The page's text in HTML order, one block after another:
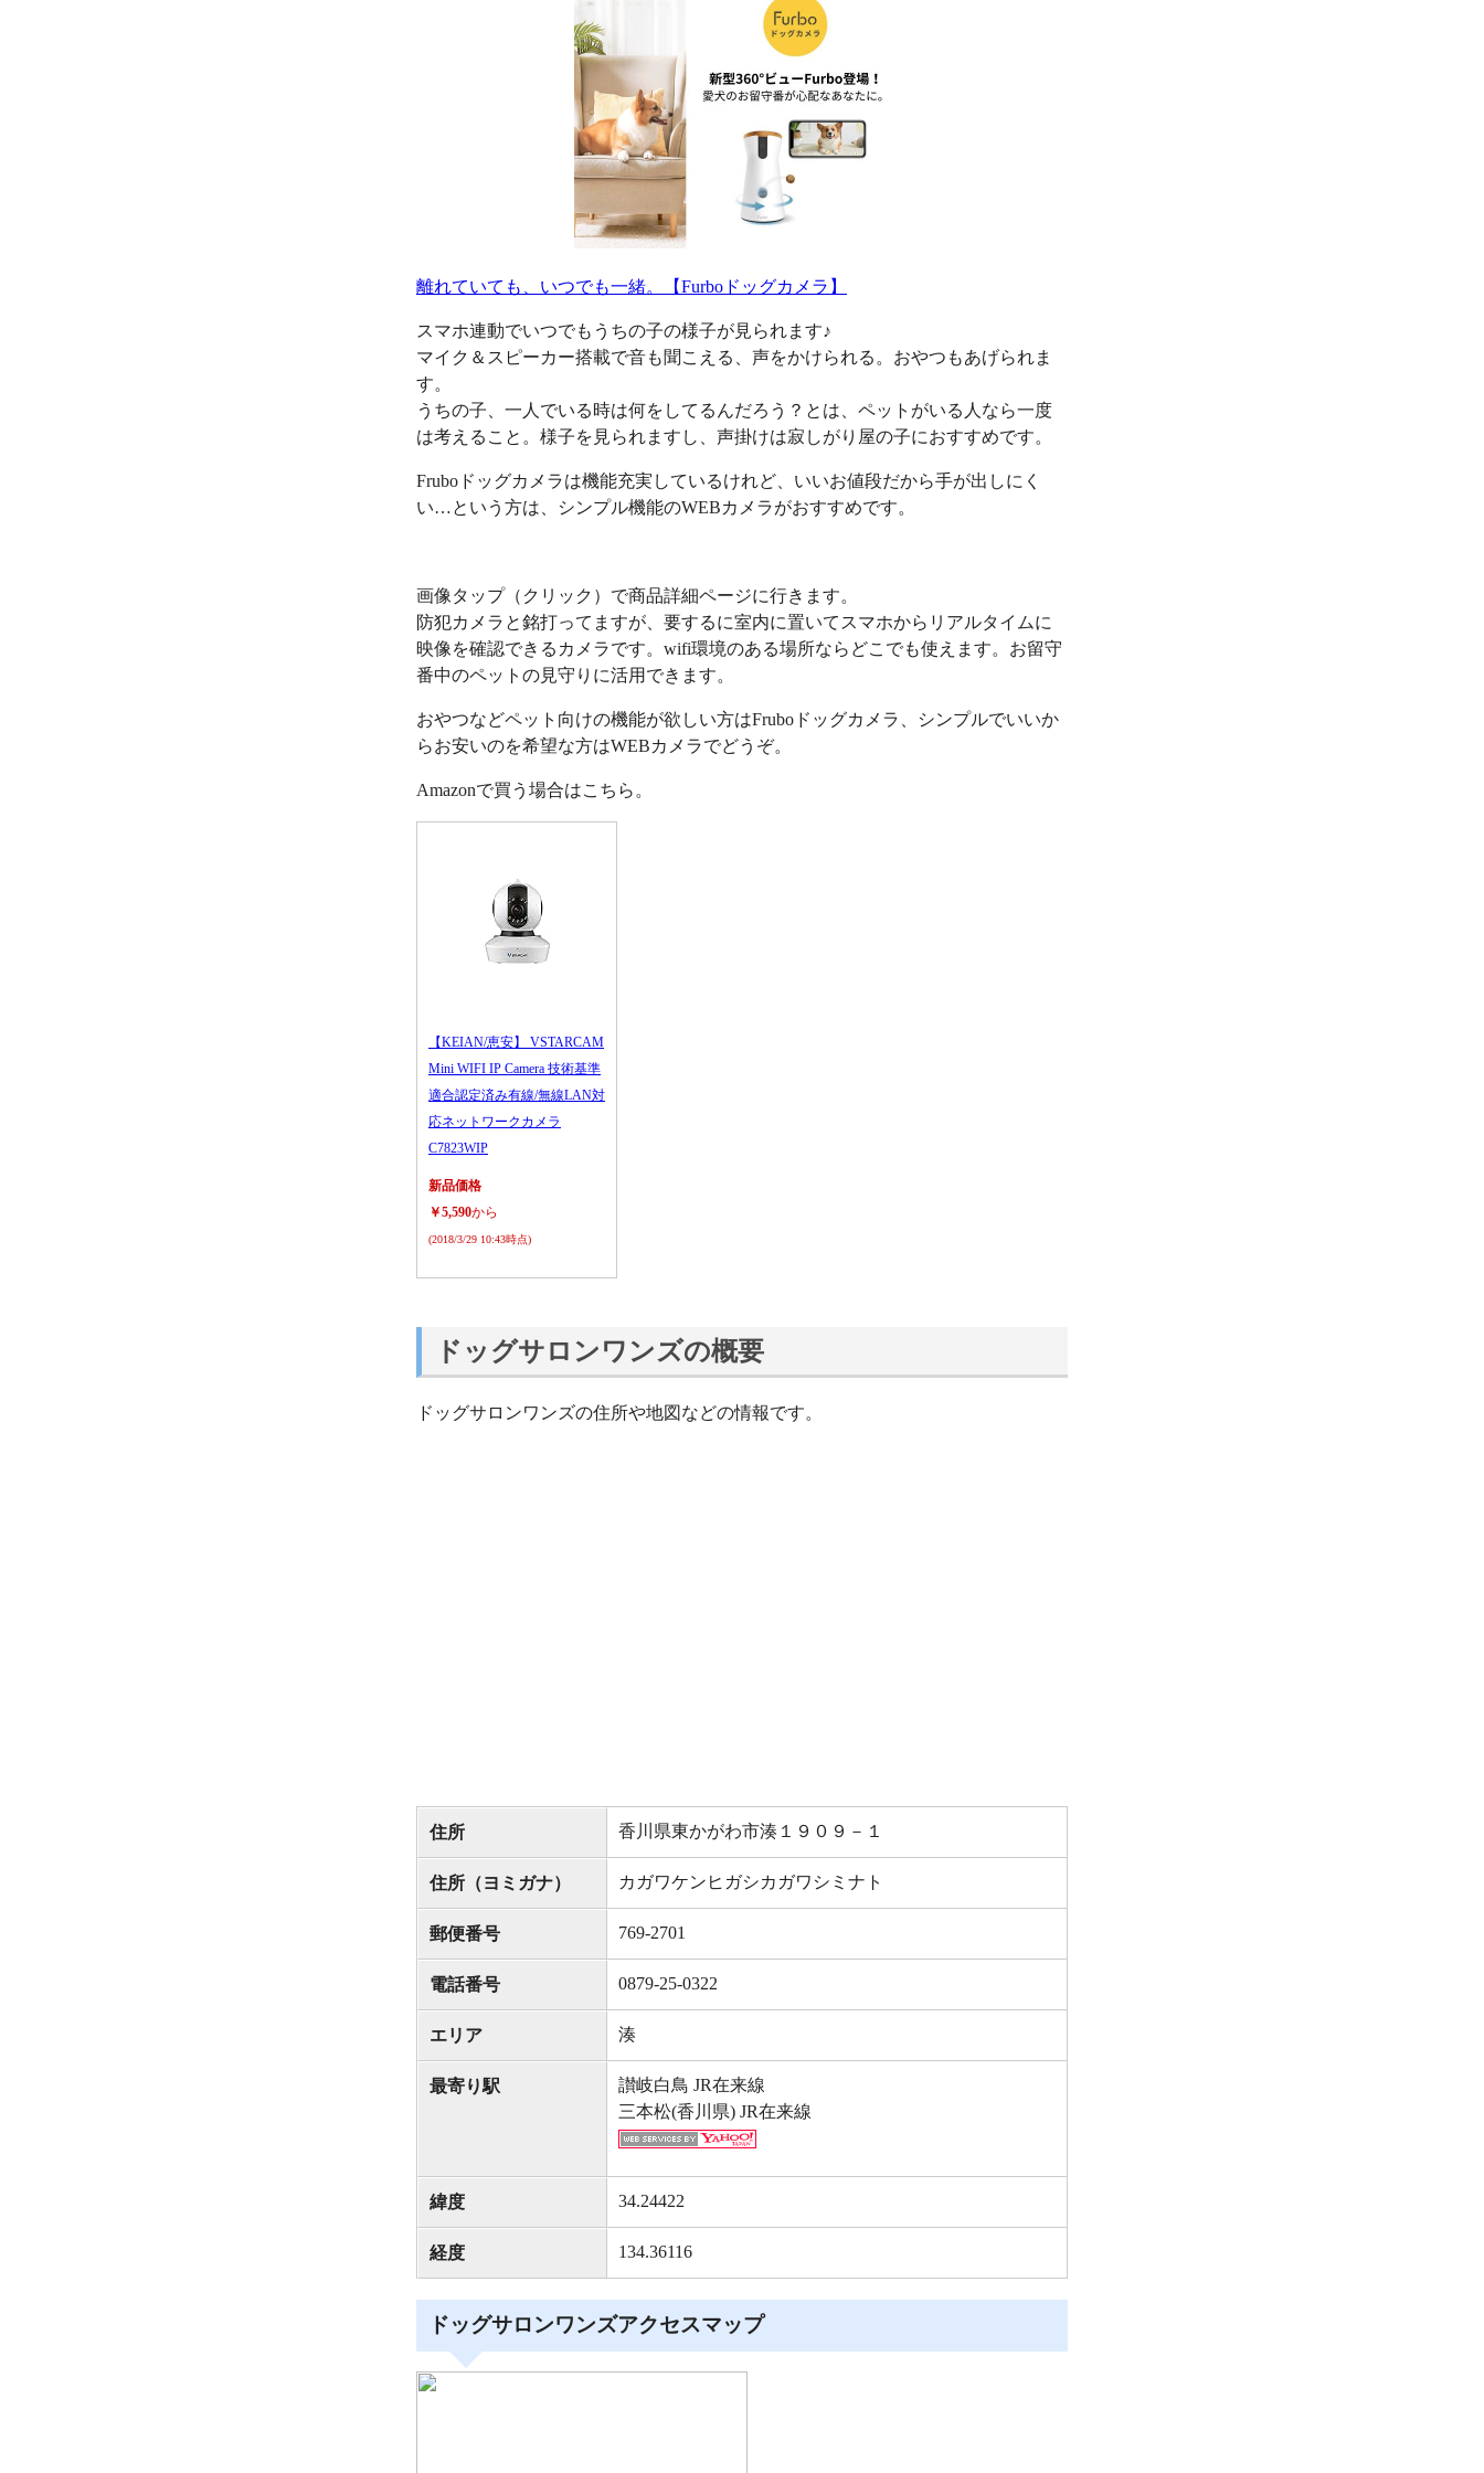
離れていても、いつでも一緒。【Furboドッグカメラ】
スマホ連動でいつでもうちの子の様子が見られます♪
マイク＆スピーカー搭載で音も聞こえる、声をかけられる。おやつもあげられま
す。
うちの子、一人でいる時は何をしてるんだろう？とは、ペットがいる人なら一度
は考えること。様子を見られますし、声掛けは寂しがり屋の子におすすめです。
Fruboドッグカメラは機能充実しているけれど、いいお値段だから手が出しにく
い…という方は、シンプル機能のWEBカメラがおすすめです。
画像タップ（クリック）で商品詳細ページに行きます。
防犯カメラと銘打ってますが、要するに室内に置いてスマホからリアルタイムに
映像を確認できるカメラです。wifi環境のある場所ならどこでも使えます。お留守
番中のペットの見守りに活用できます。
おやつなどペット向けの機能が欲しい方はFruboドッグカメラ、シンプルでいいか
らお安いのを希望な方はWEBカメラでどうぞ。
Amazonで買う場合はこちら。
【KEIAN/恵安】 VSTARCAM
Mini WIFI IP Camera 技術基準
適合認定済み有線/無線LAN対
応ネットワークカメラ
C7823WIP
新品価格
￥5,590から
(2018/3/29 10:43時点)
ドッグサロンワンズの概要
ドッグサロンワンズの住所や地図などの情報です。
住所 香川県東かがわ市湊１９０９－１
住所（ヨミガナ） カガワケンヒガシカガワシミナト
郵便番号 769-2701
電話番号 0879-25-0322
エリア 湊
最寄り駅
讃岐白鳥 JR在来線
三本松(香川県) JR在来線
緯度 34.24422
経度 134.36116
ドッグサロンワンズアクセスマップ